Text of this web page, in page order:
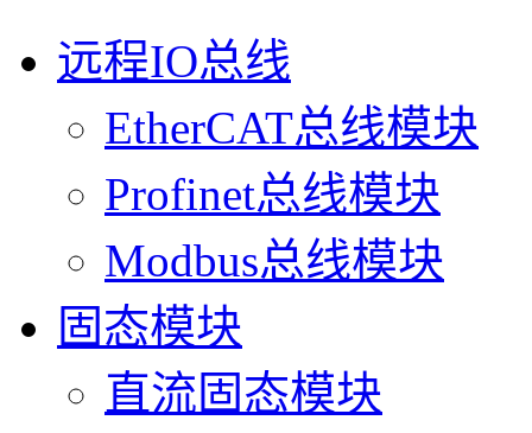
远程IO总线
EtherCAT总线模块
Profinet总线模块
Modbus总线模块
固态模块
直流固态模块